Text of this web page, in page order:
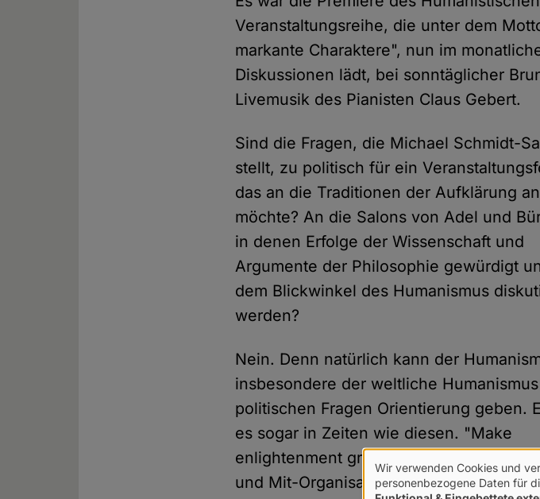
Veranstaltungsreihe, die unter dem
markante Charaktere", nun im
Diskussionen lädt, bei sonntäglicher
Livemusik des Pianisten Claus Gebert.
Sind die Fragen, die Michael Schmidt-
stellt, zu politisch für ein
das an die Traditionen der Aufklärung
möchte? An die Salons von Adel und
in denen Erfolge der Wissenschaft und
Argumente der Philosophie gewürdigt
dem Blickwinkel des Humanismus
werden?
Nein. Denn natürlich kann der
insbesondere der weltliche
politischen Fragen Orientierung geben.
es sogar in Zeiten wie diesen. "Make
enlightenment great again", forderte
und Mit-Organisator Helmut Fink daher
Verwendung
Wir verwenden Cookies und
personenbezogene Daten für